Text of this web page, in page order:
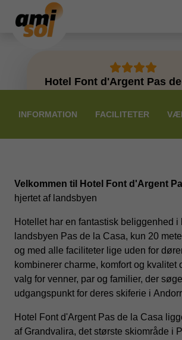
Hotel Font d'Argent Pas
INFORMATION FACILITETER
Velkommen til Hotel Font d'Argent
hjertet af landsbyen
Hotellet har en fantastisk beliggenhed i
landsbyen Pas de la Casa, kun 20
og med alle faciliteter lige uden for
kombinerer charme, komfort og kvalitet
valg for venner, par og familier, der
udgangspunkt for deres skiferie i
Hotel Font d'Argent Pas de la Casa
af Grandvalira, det største skiområde i